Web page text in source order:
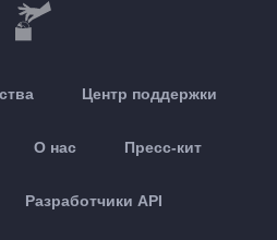
Центр поддержки
О нас Пресс-кит
Разработчики API